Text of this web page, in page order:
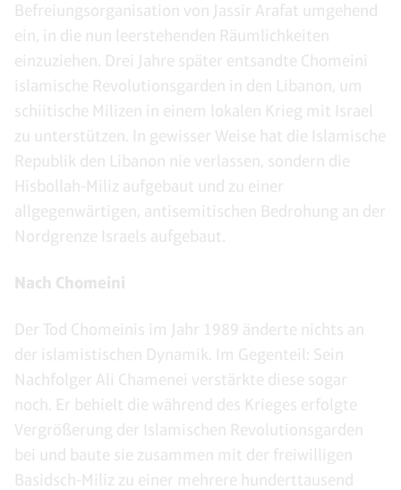
Befreiungsorganisation von Jassir Arafat umgehend
ein, in die nun leerstehenden Räumlichkeiten
einzuziehen. Drei Jahre später entsandte Chomeini
islamische Revolutionsgarden in den Libanon, um
schiitische Milizen in einem lokalen Krieg mit Israel
zu unterstützen. In gewisser Weise hat die Islamische
Republik den Libanon nie verlassen, sondern die
Hisbollah-Miliz aufgebaut und zu einer
allgegenwärtigen, antisemitischen Bedrohung an der
Nordgrenze Israels aufgebaut.
Nach Chomeini
Der Tod Chomeinis im Jahr 1989 änderte nichts an
der islamistischen Dynamik. Im Gegenteil: Sein
Nachfolger Ali Chamenei verstärkte diese sogar
noch. Er behielt die während des Krieges erfolgte
Vergrößerung der Islamischen Revolutionsgarden
bei und baute sie zusammen mit der freiwilligen
Basidsch-Miliz zu einer mehrere hunderttausend